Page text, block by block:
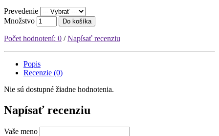
Prevedenie
Množstvo
Do košíka
Počet hodnotení: 0 /Napísať recenziu
Popis
Recenzie (0)
Nie sú dostupné žiadne hodnotenia.
Napísať recenziu
Vaše meno